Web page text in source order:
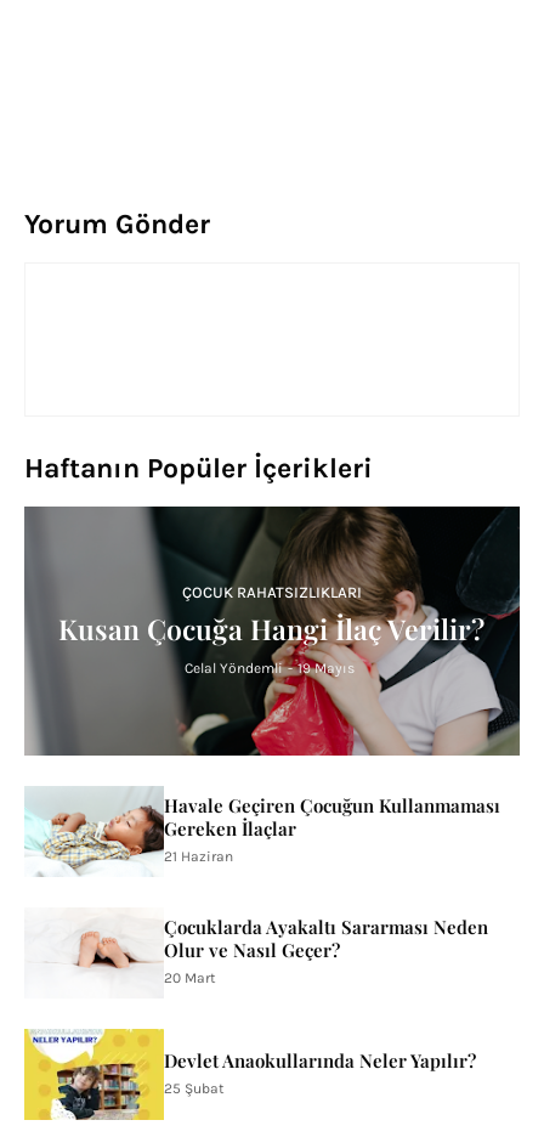
Yorum Gönder
Haftanın Popüler İçerikleri
ÇOCUK RAHATSIZLIKLARI
Kusan Çocuğa Hangi İlaç Verilir?
Celal Yöndemli - 19 Mayıs
Havale Geçiren Çocuğun Kullanmaması
Gereken İlaçlar
21 Haziran
Çocuklarda Ayakaltı Sararması Neden
Olur ve Nasıl Geçer?
20 Mart
Devlet Anaokullarında Neler Yapılır?
25 Şubat